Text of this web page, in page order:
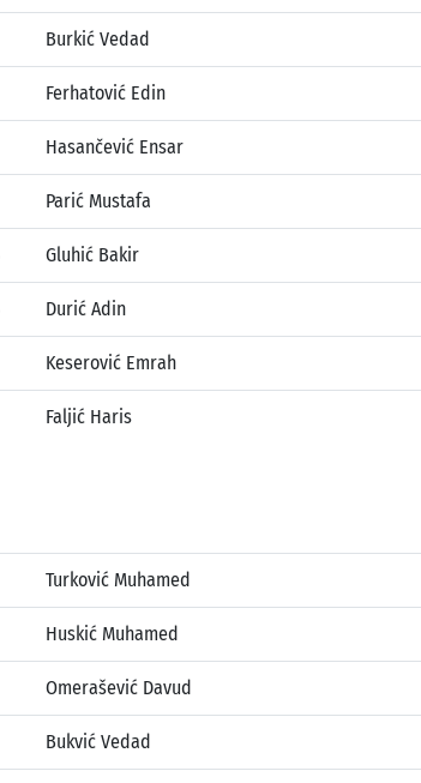
Burkić Vedad
Ferhatović Edin
Hasančević Ensar
Parić Mustafa
Gluhić Bakir
Durić Adin
Keserović Emrah
Faljić Haris
Turković Muhamed
Huskić Muhamed
Omerašević Davud
Bukvić Vedad